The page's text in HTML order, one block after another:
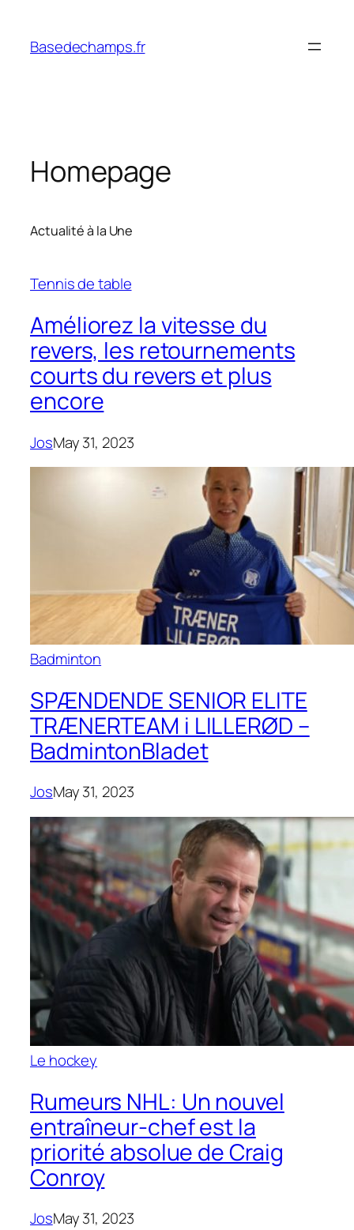
content
Basedechamps.fr
Homepage
Actualité à la Une
Tennis de table
Améliorez la vitesse du
revers, les retournements
courts du revers et plus
encore
JosMay 31, 2023
Badminton
SPÆNDENDE SENIOR ELITE
TRÆNERTEAM i LILLERØD –
BadmintonBladet
JosMay 31, 2023
Le hockey
Rumeurs NHL: Un nouvel
entraîneur-chef est la
priorité absolue de Craig
Conroy
JosMay 31, 2023